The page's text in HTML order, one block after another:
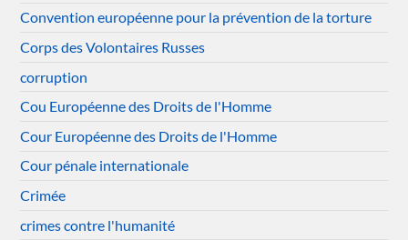
Convention européenne pour la prévention de la torture
Corps des Volontaires Russes
corruption
Cou Européenne des Droits de l'Homme
Cour Européenne des Droits de l'Homme
Cour pénale internationale
Crimée
crimes contre l'humanité